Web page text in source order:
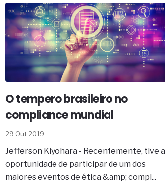
O tempero brasileiro no
compliance mundial
29 Out 2019
Jefferson Kiyohara - Recentemente, tive a
oportunidade de participar de um dos
maiores eventos de ética &amp; compl...